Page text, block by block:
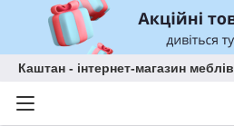
Каштан - інтернет-магазин меблів